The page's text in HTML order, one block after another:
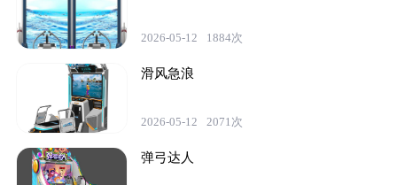
2026-05-12 1884次
滑风急浪
2026-05-12 2071次
弹弓达人